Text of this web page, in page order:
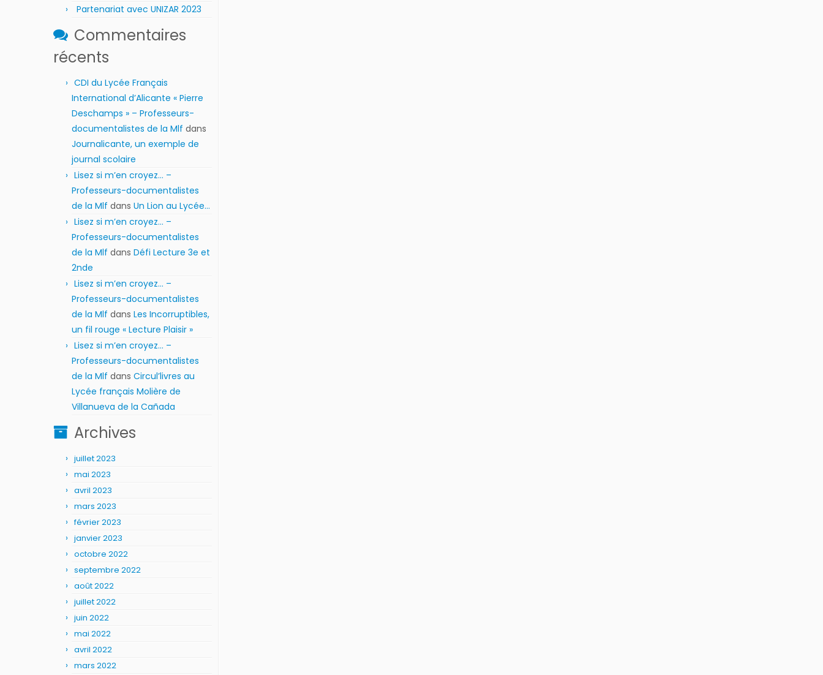
Partenariat avec UNIZAR 2023
Commentaires
récents
CDI du Lycée Français
International d’Alicante « Pierre
Deschamps » – Professeurs-
documentalistes de la Mlf dans
Journalicante, un exemple de
journal scolaire
Lisez si m’en croyez… –
Professeurs-documentalistes
de la Mlf dans Un Lion au Lycée…
Lisez si m’en croyez… –
Professeurs-documentalistes
de la Mlf dans Défi Lecture 3e et
2nde
Lisez si m’en croyez… –
Professeurs-documentalistes
de la Mlf dans Les Incorruptibles,
un fil rouge « Lecture Plaisir »
Lisez si m’en croyez… –
Professeurs-documentalistes
de la Mlf dans Circul’livres au
Lycée français Molière de
Villanueva de la Cañada
Archives
juillet 2023
mai 2023
avril 2023
mars 2023
février 2023
janvier 2023
octobre 2022
septembre 2022
août 2022
juillet 2022
juin 2022
mai 2022
avril 2022
mars 2022